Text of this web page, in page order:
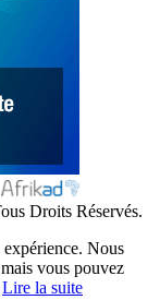
Droits Réservés.
Nous
vous pouvez
Lire la suite